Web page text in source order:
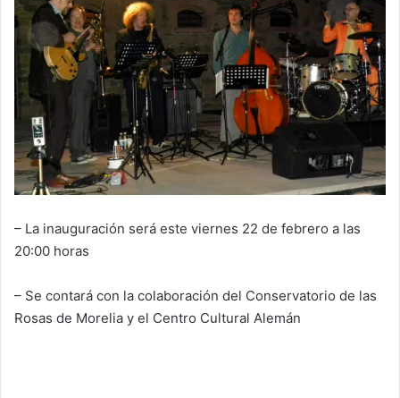
– La inauguración será este viernes 22 de febrero a las
20:00 horas
– Se contará con la colaboración del Conservatorio de las
Rosas de Morelia y el Centro Cultural Alemán